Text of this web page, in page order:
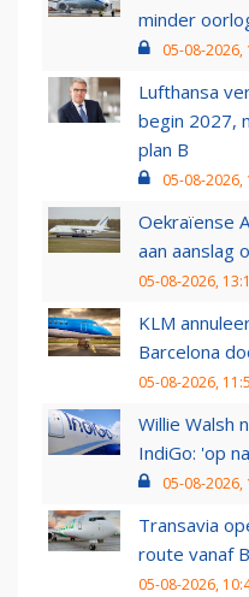
minder
05-08-2026,
Lufthansa
begin 2027,
plan B
05-08-2026,
Oekraïense
aan aanslag
05-08-2026,
KLM
Barcelona
05-08-2026,
Willie Walsh
IndiGo: 'op
05-08-2026,
Transavia
route vanaf
05-08-2026,